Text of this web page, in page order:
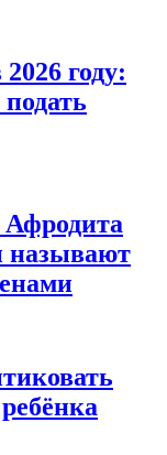
году:
называют